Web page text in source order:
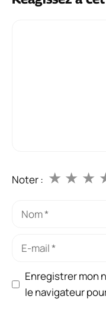
Noter : ★
★
★
Nom
Enregistrer mon
le navigateur